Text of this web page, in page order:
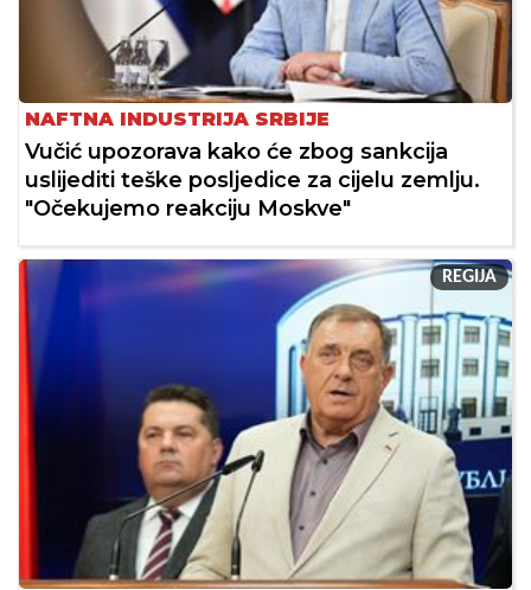
NAFTNA INDUSTRIJA SRBIJE
Vučić upozorava kako će zbog sankcija
uslijediti teške posljedice za cijelu zemlju.
"Očekujemo reakciju Moskve"
REGIJA